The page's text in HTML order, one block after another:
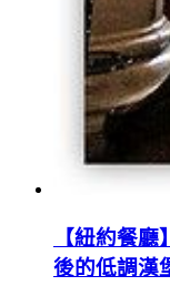
【紐約餐
後的低調漢